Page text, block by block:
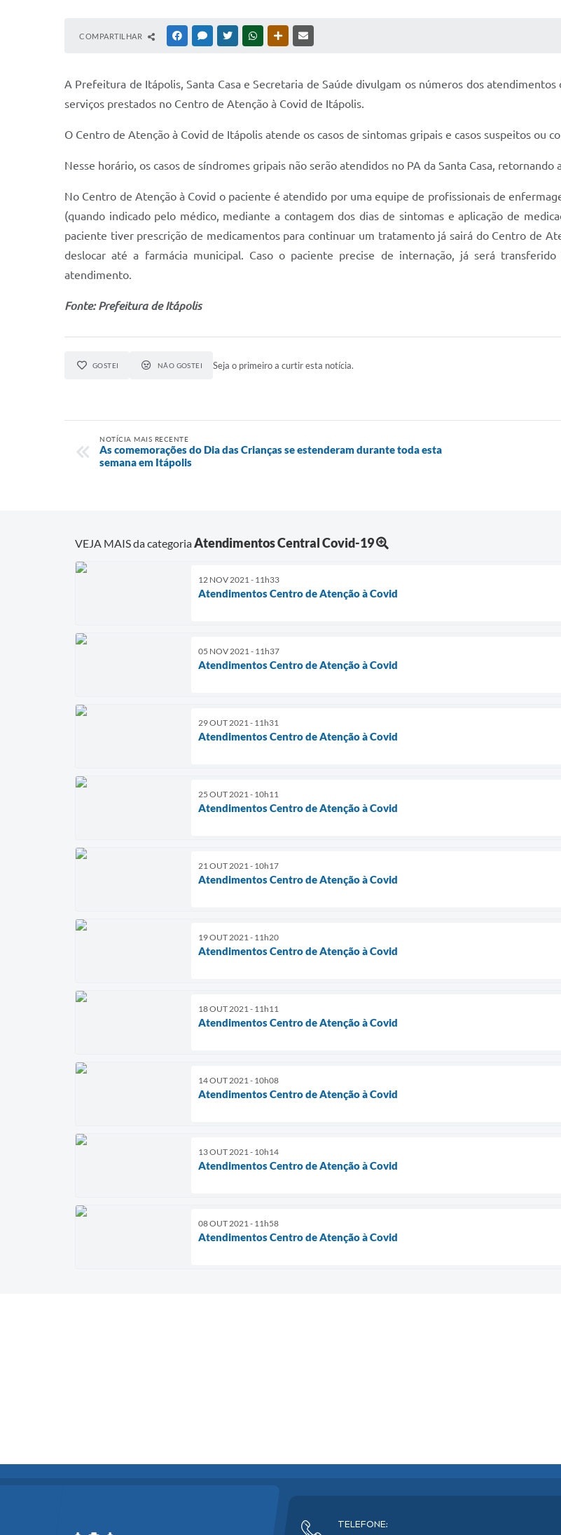
COMPARTILHAR FACEBOOKMESSENGER
TWITTERWHATSAPPOUTRAS MÍDIAS
A Prefeitura de Itápolis, Santa Casa e Secretaria de Saúde divulgam os números dos
serviços prestados no Centro de Atenção à Covid de Itápolis.
O Centro de Atenção à Covid de Itápolis atende os casos de sintomas gripais e casos suspeitos ou
Nesse horário, os casos de síndromes gripais não serão atendidos no PA da Santa Casa,
No Centro de Atenção à Covid o paciente é atendido por uma equipe de profissionais de
(quando indicado pelo médico, mediante a contagem dos dias de sintomas e aplicação de
paciente tiver prescrição de medicamentos para continuar um tratamento já sairá do Centro de
deslocar até a farmácia municipal. Caso o paciente precise de internação, já será
atendimento.
Fonte: Prefeitura de Itápolis
GOSTEI NÃO GOSTEI Seja o primeiro a curtir esta notícia.
NOTÍCIA MAIS RECENTE
As comemorações do Dia das Crianças se estenderam durante toda esta
semana em Itápolis
VEJA MAIS da categoriaAtendimentos Central Covid-19
12 NOV 2021 - 11h33
Atendimentos Centro de Atenção à Covid
05 NOV 2021 - 11h37
Atendimentos Centro de Atenção à Covid
29 OUT 2021 - 11h31
Atendimentos Centro de Atenção à Covid
25 OUT 2021 - 10h11
Atendimentos Centro de Atenção à Covid
21 OUT 2021 - 10h17
Atendimentos Centro de Atenção à Covid
19 OUT 2021 - 11h20
Atendimentos Centro de Atenção à Covid
18 OUT 2021 - 11h11
Atendimentos Centro de Atenção à Covid
14 OUT 2021 - 10h08
Atendimentos Centro de Atenção à Covid
13 OUT 2021 - 10h14
Atendimentos Centro de Atenção à Covid
08 OUT 2021 - 11h58
Atendimentos Centro de Atenção à Covid
TELEFONE: